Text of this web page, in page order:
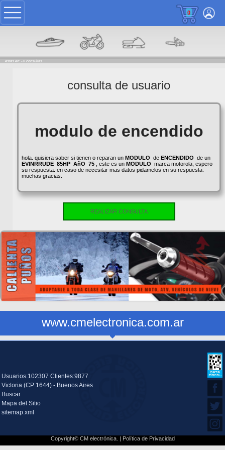
0
estas en: -> consultas
consulta de usuario
modulo de encendido
hola. quisiera saber si tienen o reparan un MODULO de ENCENDIDO de un
EVINRRUDE 85HP AñO 75, este es un MODULO marca motorola, espero
su respuesta. en caso de necesitar mas datos pidamelos en su respuesta.
muchas gracias.
REALIZAR CONSULTA
www.cmelectronica.com.ar
Usuarios:102307 Clientes:9877
Victoria (CP:1644) - Buenos Aires
Buscar
Mapa del Sitio
sitemap.xml
Copyright© CM electrónica. | Política de Privacidad